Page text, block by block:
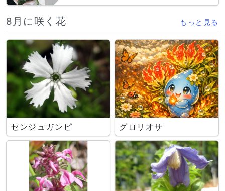
8月に咲く花 もっと見る
センジュガンピ グロリオサ